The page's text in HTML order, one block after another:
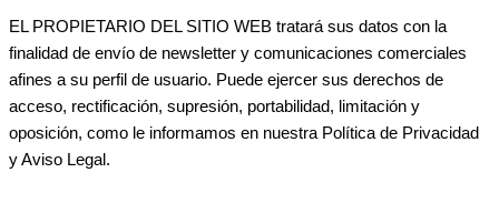
EL PROPIETARIO DEL SITIO WEB tratará sus datos con la
finalidad de envío de newsletter y comunicaciones comerciales
afines a su perfil de usuario. Puede ejercer sus derechos de
acceso, rectificación, supresión, portabilidad, limitación y
oposición, como le informamos en nuestra Política de Privacidad
y Aviso Legal.